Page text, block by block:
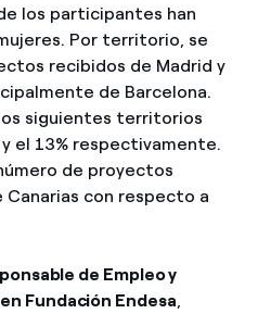
los participantes han
Por territorio, se
recibidos de Madrid y
de Barcelona.
siguientes territorios
el 13% respectivamente.
de proyectos
Canarias con respecto a
de Empleo y
Fundación Endesa